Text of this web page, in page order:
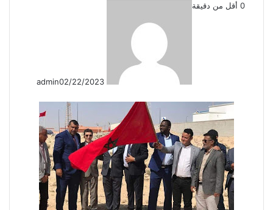
admin02/22/2023
0 أقل من دقيقة